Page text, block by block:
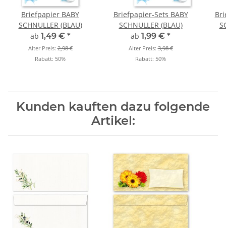
Briefpapier BABY
SCHNULLER (BLAU)
ab 1,49 € *
Alter Preis:2,98 €
Rabatt: 50%
Briefpapier-Sets BABY
SCHNULLER (BLAU)
ab 1,99 € *
Alter Preis:3,98 €
Rabatt: 50%
Kunden kauften dazu folgende
Artikel: